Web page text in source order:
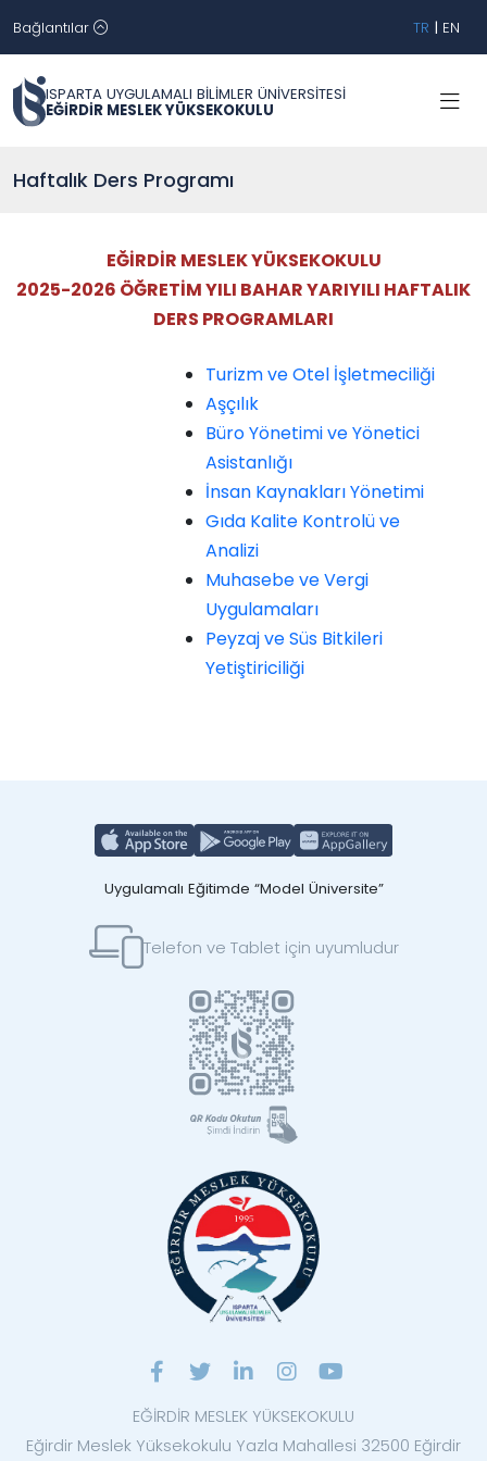
Bağlantılar TR | EN
ISPARTA UYGULAMALI BİLİMLER ÜNİVERSİTESİ
EĞİRDİR MESLEK YÜKSEKOKULU
Haftalık Ders Programı
EĞİRDİR MESLEK YÜKSEKOKULU
2025-2026 ÖĞRETİM YILI BAHAR YARIYILI HAFTALIK
DERS PROGRAMLARI
Turizm ve Otel İşletmeciliği
Aşçılık
Büro Yönetimi ve Yönetici
Asistanlığı
İnsan Kaynakları Yönetimi
Gıda Kalite Kontrolü ve
Analizi
Muhasebe ve Vergi
Uygulamaları
Peyzaj ve Süs Bitkileri
Yetiştiriciliği
Uygulamalı Eğitimde “Model Üniversite”
Telefon ve Tablet için uyumludur
EĞİRDİR MESLEK YÜKSEKOKULU
Eğirdir Meslek Yüksekokulu Yazla Mahallesi 32500 Eğirdir